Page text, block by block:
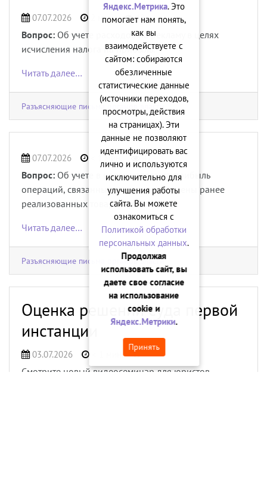
07.07.2026 2 мин. 42
Вопрос: Об учете расходов на рекламу в целях
исчисления налога на прибыль.
Читать далее…
Разъясняющие письма органов власти
07.07.2026 < 1 мин. 47
Вопрос: Об учете в целях налога на прибыль
операций, связанных с изменением цены ранее
реализованных товаров, работ, услуг.
Читать далее…
Разъясняющие письма органов власти
Оценка решений суда первой
инстанции
03.07.2026 < 1 мин. 77
Смотрите новый видеосеминар для юристов
Яндекс.Метрика. Это
помогает нам понять,
как вы
взаимодействуете с
сайтом: собираются
обезличенные
статистические данные
(источники переходов,
просмотры, действия
на страницах). Эти
данные не позволяют
идентифицировать вас
лично и используются
исключительно для
улучшения работы
сайта. Вы можете
ознакомиться с
Политикой обработки
персональных данных.
Продолжая
использовать сайт, вы
даете свое согласие
на использование
cookie и
Яндекс.Метрики.
Принять